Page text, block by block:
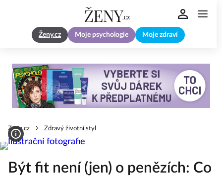
Ženy.cz Moje psychologie Moje zdraví
Zeny.cz Zdravý životní styl
Být fit není (jen) o penězích: Co